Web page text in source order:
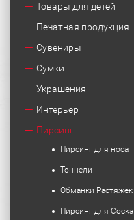
Товары для детей
Печатная продукция
Сувениры
Сумки
Украшения
Интерьер
Пирсинг
Пирсинг для носа
Тоннели
Обманки Растяжек
Пирсинг для Соска